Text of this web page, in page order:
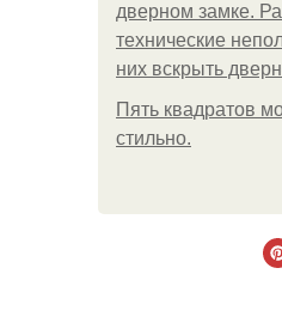
дверном замке.
технические
них вскрыть
Пять квадратoв
стильнo.